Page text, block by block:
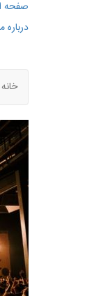
صفحه
درباره
خانه